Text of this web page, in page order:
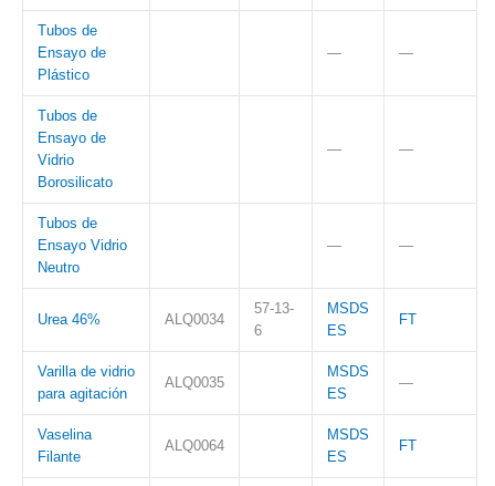
Tubos de
Ensayo de
Plástico
— —
Tubos de
Ensayo de
Vidrio
Borosilicato
— —
Tubos de
Ensayo Vidrio
Neutro
— —
Urea 46% ALQ0034
57-13-
6
MSDS
ES
FT
Varilla de vidrio
para agitación
ALQ0035
MSDS
ES
—
Vaselina
Filante
ALQ0064
MSDS
ES
FT